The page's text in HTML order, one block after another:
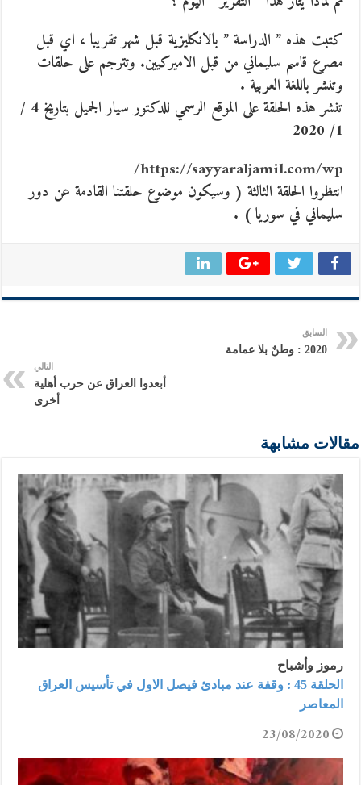
كتبت هذه ” الدراسة ” بالانكليزية قبل شهر تقريبا ، اي قبل
مصرع قاسم سليماني من قبل الاميركيين. وتترجم على حلقات
وتنشر باللغة العربية .
تنشر هذه الحلقة على الموقع الرسمي للدكتور سيار الجميل بتاريخ 4 /
1/ 2020
https://sayyaraljamil.com/wp/
انتظروا الحلقة الثالثة ( وسيكون موضوع حلقتنا القادمة عن دور
سليماني في سوريا ) .
السابق
2020 : وطنٌ بلا عمامة
التالي
أبعدوا العراق عن حرب أهلية
أخرى
مقالات مشابهة
رموز وأشباح
الحلقة 45 : وقفة عند مبادئ فيصل الاول في تأسيس العراق
المعاصر
23/08/2020